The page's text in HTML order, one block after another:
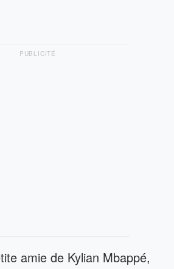
PUBLICITÉ
amie de Kylian Mbappé,